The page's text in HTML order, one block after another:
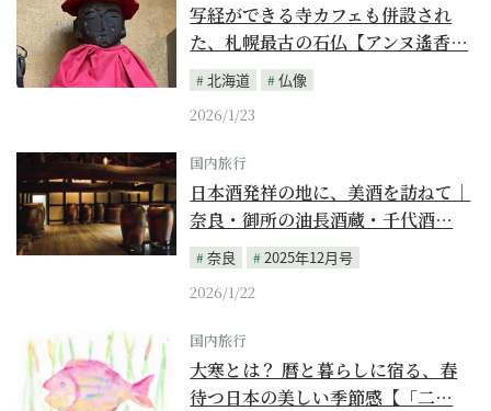
写経ができる寺カフェも併設され
た、札幌最古の石仏【アンヌ遙香…
北海道
仏像
2026/1/23
国内旅行
日本酒発祥の地に、美酒を訪ねて｜
奈良・御所の油長酒蔵・千代酒…
奈良
2025年12月号
2026/1/22
国内旅行
大寒とは？ 暦と暮らしに宿る、春
待つ日本の美しい季節感【「二…